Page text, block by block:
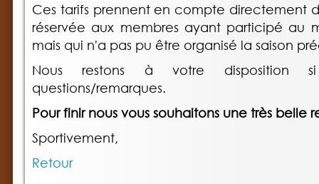
Ces tarifs prennent en compte directement
réservée aux membres ayant participé au
mais qui n'a pas pu être organisé la saison
Nous restons à votre disposition
questions/remarques.
Pour finir nous vous souhaitons une très belle
Sportivement,
Retour